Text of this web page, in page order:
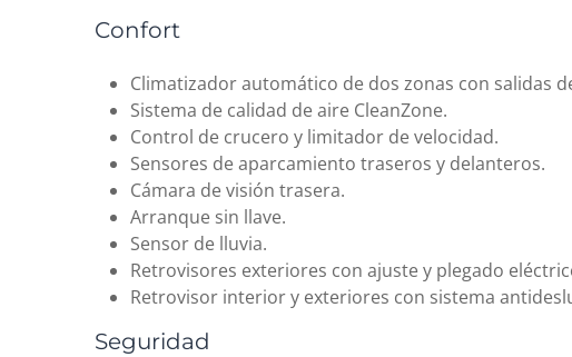
Confort
Climatizador automático de dos zonas con salidas
Sistema de calidad de aire CleanZone.
Control de crucero y limitador de velocidad.
Sensores de aparcamiento traseros y delanteros.
Cámara de visión trasera.
Arranque sin llave.
Sensor de lluvia.
Retrovisores exteriores con ajuste y plegado
Retrovisor interior y exteriores con sistema
Seguridad